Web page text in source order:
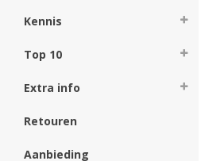
Kennis
Top 10
Extra info
Retouren
Aanbieding